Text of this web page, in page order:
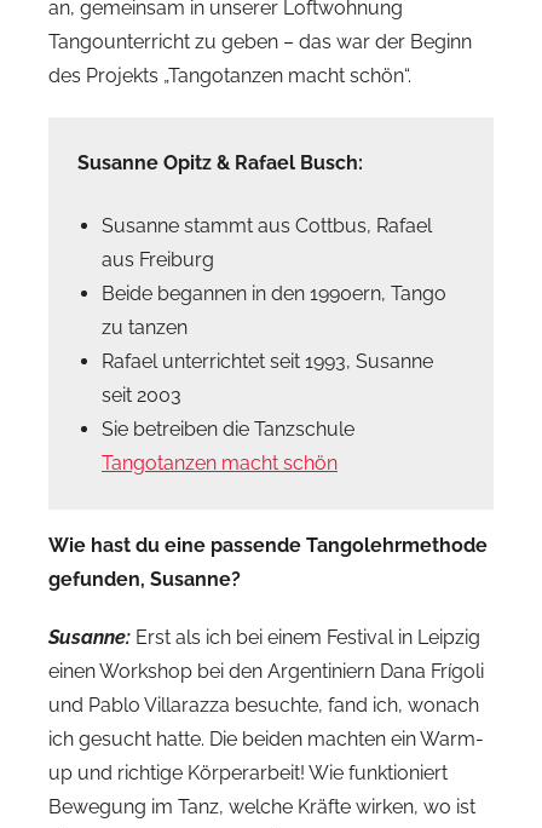
an, gemeinsam in unserer Loftwohnung
Tangounterricht zu geben – das war der Beginn
des Projekts „Tangotanzen macht schön“.
Susanne Opitz & Rafael Busch:
Susanne stammt aus Cottbus, Rafael
aus Freiburg
Beide begannen in den 1990ern, Tango
zu tanzen
Rafael unterrichtet seit 1993, Susanne
seit 2003
Sie betreiben die Tanzschule
Tangotanzen macht schön
Wie hast du eine passende Tangolehrmethode
gefunden, Susanne?
Susanne: Erst als ich bei einem Festival in Leipzig
einen Workshop bei den Argentiniern Dana Frígoli
und Pablo Villarazza besuchte, fand ich, wonach
ich gesucht hatte. Die beiden machten ein Warm-
up und richtige Körperarbeit! Wie funktioniert
Bewegung im Tanz, welche Kräfte wirken, wo ist